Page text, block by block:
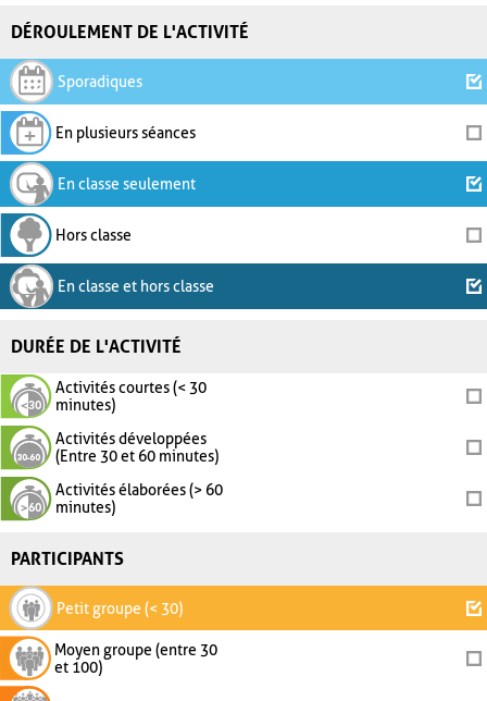
DÉROULEMENT DE L'ACTIVITÉ
Sporadiques
En plusieurs séances
En classe seulement
Hors classe
En classe et hors classe
DURÉE DE L'ACTIVITÉ
Activités courtes (< 30
minutes)
Activités développées
(Entre 30 et 60 minutes)
Activités élaborées (> 60
minutes)
PARTICIPANTS
Petit groupe (< 30)
Moyen groupe (entre 30
et 100)